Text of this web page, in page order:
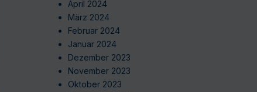
April 2024
März 2024
Februar 2024
Januar 2024
Dezember 2023
November 2023
Oktober 2023